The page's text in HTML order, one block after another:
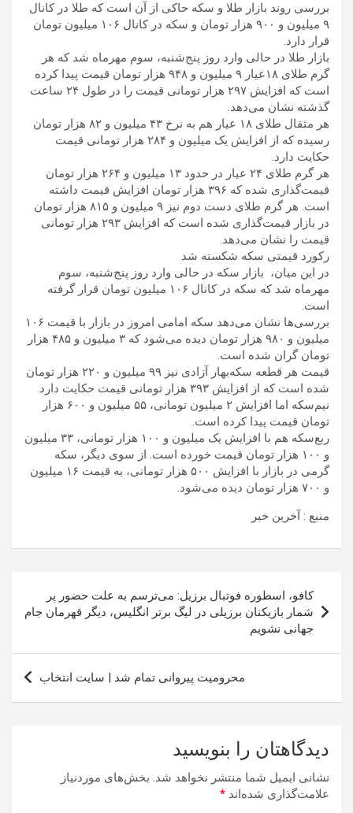
بررسی روند بازار طلا و سکه حاکی از آن است که طلا در کانال
۹ میلیون و ۹۰۰ هزار تومان و سکه در کانال ۱۰۶ میلیون تومان
قرار دارد.
بازار طلا در حالی وارد روز پنج‌شنبه، سوم مهرماه شد که هر
گرم طلای ۱۸عیار ۹ میلیون و ۹۴۸ هزار تومان قیمت پیدا کرده
است که افزایش ۲۹۷ هزار تومانی قیمت را در طول ۲۴ ساعت
گذشته نشان می‌دهد.
هر مثقال طلای ۱۸ عیار هم به نرخ ۴۳ میلیون و ۸۲ هزار تومان
رسیده که از افزایش یک میلیون و ۲۸۴ هزار تومانی قیمت
حکایت دارد.
هر گرم طلای ۲۴ عیار در حدود ۱۳ میلیون و ۲۶۴ هزار تومان
قیمت‌گذاری شده که ۳۹۶ هزار تومان افزایش قیمت داشته
است. هر گرم طلای دست دوم نیز ۹ میلیون و ۸۱۵ هزار تومان
در بازار قیمت‌گذاری شده است که افزایش ۲۹۳ هزار تومانی
قیمت را نشان می‌دهد.
رکورد قیمتی سکه شکسته شد
در این میان، بازار سکه در حالی وارد روز پنج‌شنبه، سوم
مهرماه شد که سکه در کانال ۱۰۶ میلیون تومان قرار گرفته
است.
بررسی‌ها نشان می‌دهد سکه امامی امروز در بازار با قیمت ۱۰۶
میلیون و ۹۸۰ هزار تومان دیده می‌شود که ۳ میلیون و ۴۸۵ هزار
تومان گران شده است.
قیمت هر قطعه سکه‌بهار آزادی نیز ۹۹ میلیون و ۲۲۰ هزار تومان
شده است که از افزایش ۳۹۳ هزار تومانی قیمت حکایت دارد.
نیم‌سکه اما افزایش ۲ میلیون تومانی، ۵۵ میلیون و ۶۰۰ هزار
تومان قیمت پیدا کرده است.
ربع‌سکه هم با افزایش یک میلیون و ۱۰۰ هزار تومانی، ۳۳ میلیون
و ۱۰۰ هزار تومان قیمت خورده است. از سوی دیگر، سکه
گرمی در بازار با افزایش ۵۰۰ هزار تومانی، به قیمت ۱۶ میلیون
و ۷۰۰ هزار تومان دیده می‌شود.
منبع : آخرین خبر
نوشته
کافو، اسطوره فوتبال برزیل: می‌ترسم به علت حضور پر
شمار بازیکنان برزیلی در لیگ برتر انگلیس، دیگر قهرمان جام
جهانی نشویم
محرومیت پیروانی تمام شد | سایت انتخاب
دیدگاهتان را بنویسید
نشانی ایمیل شما منتشر نخواهد شد. بخش‌های موردنیاز
علامت‌گذاری شده‌اند *